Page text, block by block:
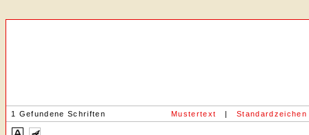
1 Gefundene Schriften Mustertext | Standardzeichen